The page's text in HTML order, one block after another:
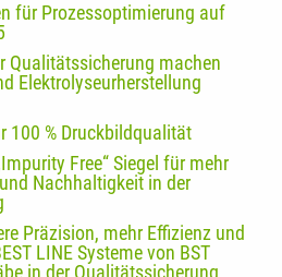
für Prozessoptimierung auf
Qualitätssicherung machen
Elektrolyseurherstellung
100 % Druckbildqualität
Free“ Siegel für mehr
Nachhaltigkeit in der
Präzision, mehr Effizienz und
LINE Systeme von BST
in der Qualitätssicherung